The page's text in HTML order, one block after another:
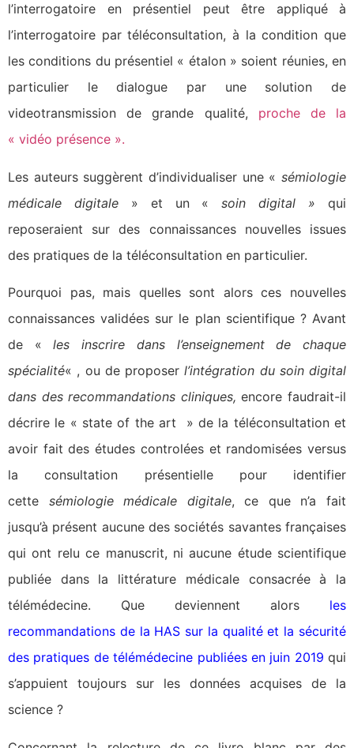
l’interrogatoire en présentiel peut être appliqué à
l’interrogatoire par téléconsultation, à la condition que
les conditions du présentiel « étalon » soient réunies, en
particulier le dialogue par une solution de
videotransmission de grande qualité, proche de la
« vidéo présence ».
Les auteurs suggèrent d’individualiser une « sémiologie
médicale digitale» et un «soin digital »qui
reposeraient sur des connaissances nouvelles issues
des pratiques de la téléconsultation en particulier.
Pourquoi pas, mais quelles sont alors ces nouvelles
connaissances validées sur le plan scientifique ? Avant
de «les inscrire dans l’enseignement de chaque
spécialité« , ou de proposerl’intégration du soin digital
dans des recommandations cliniques, encore faudrait-il
décrire le « state of the art » de la téléconsultation et
avoir fait des études controlées et randomisées versus
la consultation présentielle pour identifier
cette sémiologie médicale digitale, ce que n’a fait
jusqu’à présent aucune des sociétés savantes françaises
qui ont relu ce manuscrit, ni aucune étude scientifique
publiée dans la littérature médicale consacrée à la
télémédecine. Que deviennent alors les
recommandations de la HAS sur la qualité et la sécurité
des pratiques de télémédecine publiées en juin 2019 qui
s’appuient toujours sur les données acquises de la
science ?